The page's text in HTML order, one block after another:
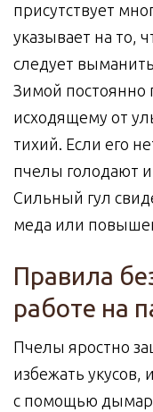
присутствует
указывает на то,
следует
Зимой постоянно
исходящему от
тихий. Если его
пчелы голодают
Сильный гул
меда или
Правила
работе на
Пчелы яростно
избежать укусов,
с помощью